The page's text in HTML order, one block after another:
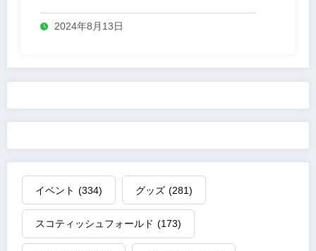
2024年8月13日
イベント (334) グッズ (281)
スコティッシュフォールド (173)